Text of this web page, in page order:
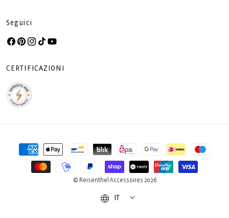
Seguici
Facebook
Pinterest
Instagram
TikTokYouTube
CERTIFICAZIONI
Metodi
pagamento
© Reisenthel Accessoires 2026
IT